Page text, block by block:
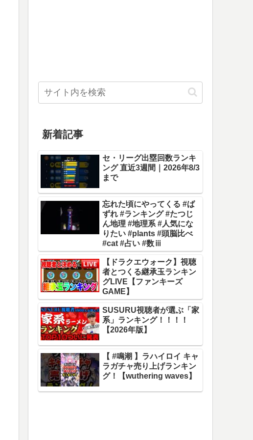
新着記事
セ・リーグ出塁回数ランキ
ング 直近3週間｜2026年8/3
まで
忘れた頃にやってくる #ば
ずれ #ランキング #たつじ
ん地理 #地理系 #人気にな
りたい #plants #頭脳比べ
#cat #占い #数ⅲ
【ドラクエウォーク】視聴
者とつくる継承玉ランキン
グLIVE【ファンキーズ
GAME】
SUSURU視聴者が選ぶ「家
系」ランキング！！！！
【2026年版】
【 #鳴潮 】ラハイロイ キャ
ラガチャ売り上げランキン
グ！【wuthering waves】